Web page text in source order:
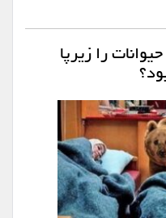
حقوق حیوانات را زیرپا